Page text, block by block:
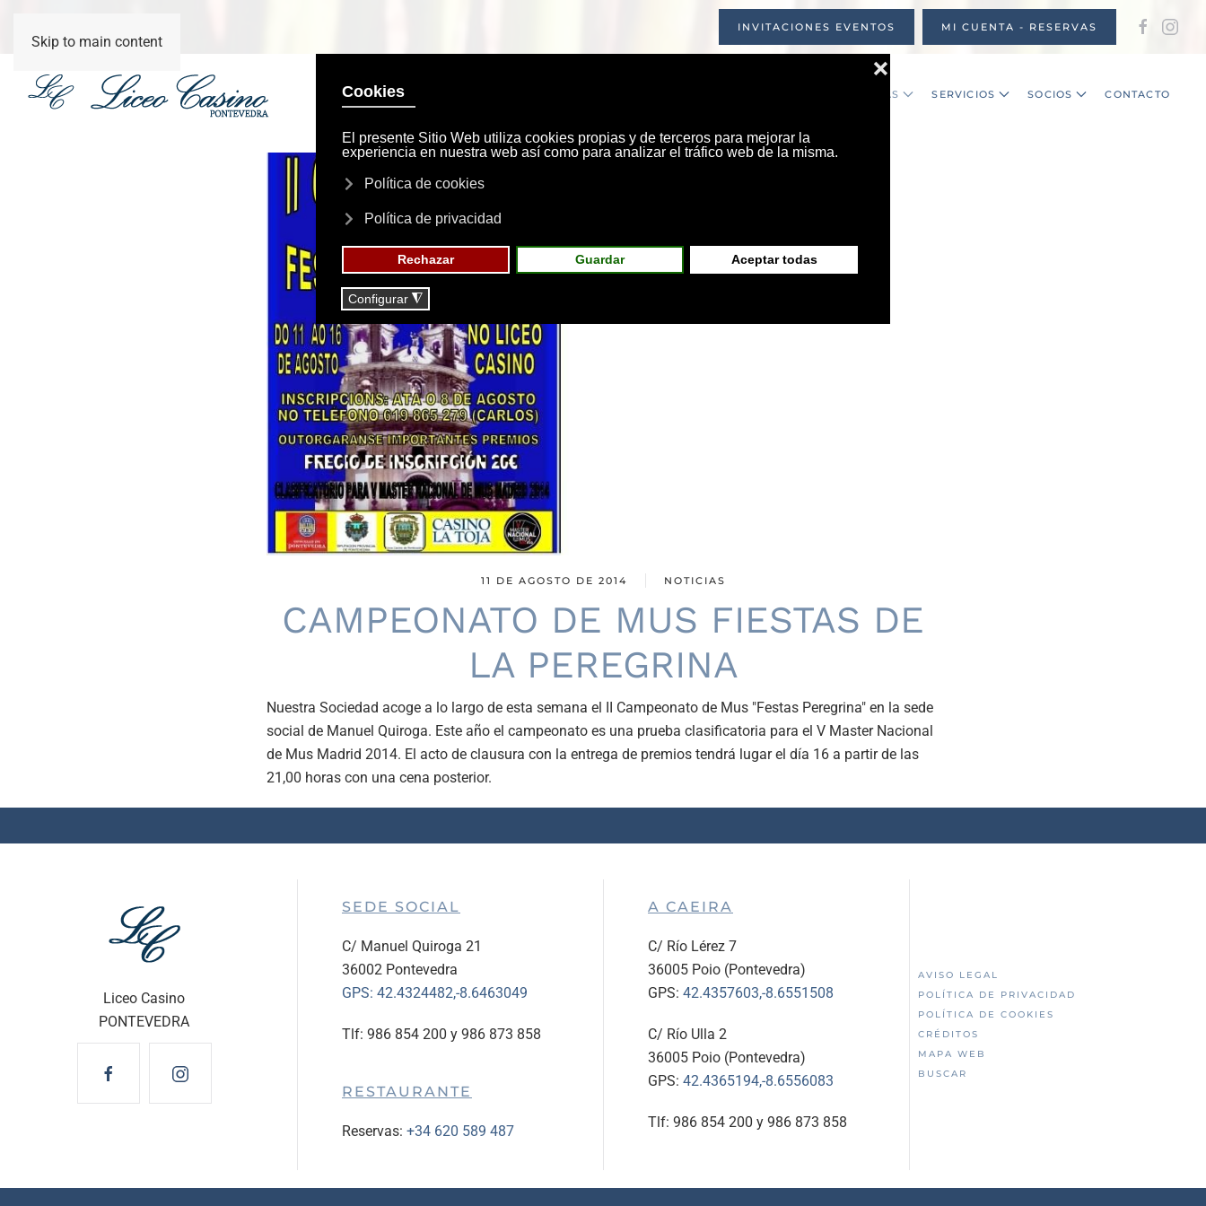
Skip to main content
INVITACIONES EVENTOS MI CUENTA - RESERVAS
NOTICIAS SERVICIOS SOCIOS CONTACTO
11 DE AGOSTO DE 2014 NOTICIAS
CAMPEONATO DE MUS FIESTAS DE
LA PEREGRINA
Nuestra Sociedad acoge a lo largo de esta semana el II Campeonato de Mus "Festas Peregrina" en la sede
social de Manuel Quiroga. Este año el campeonato es una prueba clasificatoria para el V Master Nacional
de Mus Madrid 2014. El acto de clausura con la entrega de premios tendrá lugar el día 16 a partir de las
21,00 horas con una cena posterior.
Liceo Casino
PONTEVEDRA
SEDE SOCIAL
C/ Manuel Quiroga 21
36002 Pontevedra
GPS: 42.4324482,-8.6463049
Tlf: 986 854 200 y 986 873 858
RESTAURANTE
Reservas: +34 620 589 487
A CAEIRA
C/ Río Lérez 7
36005 Poio (Pontevedra)
GPS: 42.4357603,-8.6551508
C/ Río Ulla 2
36005 Poio (Pontevedra)
GPS: 42.4365194,-8.6556083
Tlf: 986 854 200 y 986 873 858
AVISO LEGAL
POLÍTICA DE PRIVACIDAD
POLÍTICA DE COOKIES
CRÉDITOS
MAPA WEB
BUSCAR